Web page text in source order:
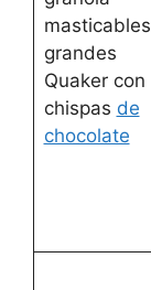
masticables
grandes
Quaker con
chispas de
chocolate